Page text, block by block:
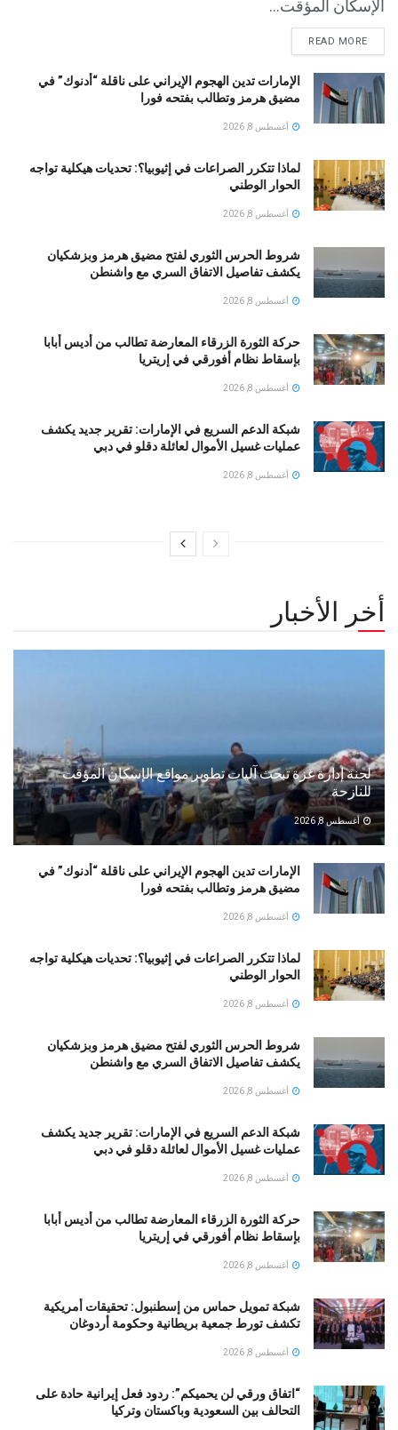
الإسكان المؤقت...
READ MORE
الإمارات تدين الهجوم الإيراني على ناقلة “أدنوك” في
مضيق هرمز وتطالب بفتحه فورا
أغسطس 8, 2026
لماذا تتكرر الصراعات في إثيوبيا؟: تحديات هيكلية تواجه
الحوار الوطني
أغسطس 8, 2026
شروط الحرس الثوري لفتح مضيق هرمز وبزشكيان
يكشف تفاصيل الاتفاق السري مع واشنطن
أغسطس 8, 2026
حركة الثورة الزرقاء المعارضة تطالب من أديس أبابا
بإسقاط نظام أفورقي في إريتريا
أغسطس 8, 2026
شبكة الدعم السريع في الإمارات: تقرير جديد يكشف
عمليات غسيل الأموال لعائلة دقلو في دبي
أغسطس 8, 2026
أخر الأخبار
لجنة إدارة غزة تبحث آليات تطوير مواقع الإسكان المؤقت
للنازحة
أغسطس 8, 2026
الإمارات تدين الهجوم الإيراني على ناقلة “أدنوك” في
مضيق هرمز وتطالب بفتحه فورا
أغسطس 8, 2026
لماذا تتكرر الصراعات في إثيوبيا؟: تحديات هيكلية تواجه
الحوار الوطني
أغسطس 8, 2026
شروط الحرس الثوري لفتح مضيق هرمز وبزشكيان
يكشف تفاصيل الاتفاق السري مع واشنطن
أغسطس 8, 2026
شبكة الدعم السريع في الإمارات: تقرير جديد يكشف
عمليات غسيل الأموال لعائلة دقلو في دبي
أغسطس 8, 2026
حركة الثورة الزرقاء المعارضة تطالب من أديس أبابا
بإسقاط نظام أفورقي في إريتريا
أغسطس 8, 2026
شبكة تمويل حماس من إسطنبول: تحقيقات أمريكية
تكشف تورط جمعية بريطانية وحكومة أردوغان
أغسطس 8, 2026
“اتفاق ورقي لن يحميكم”: ردود فعل إيرانية حادة على
التحالف بين السعودية وباكستان وتركيا